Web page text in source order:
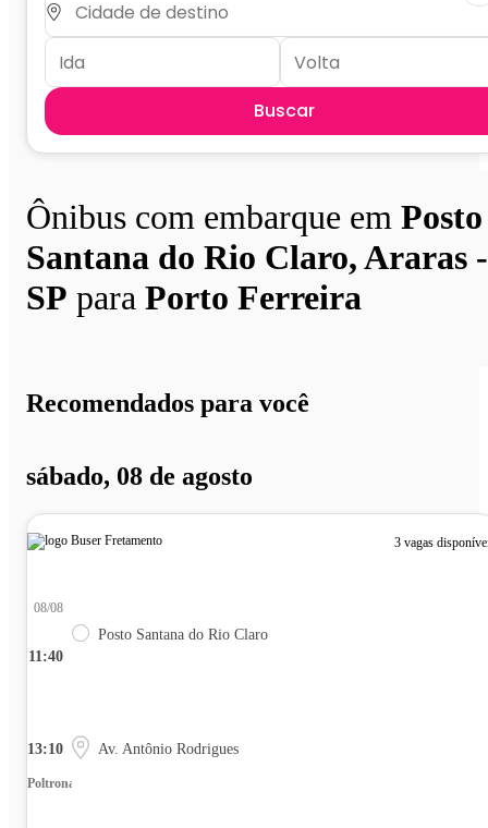
Buscar
Ônibus com embarque em Posto
Santana do Rio Claro, Araras -
SP para Porto Ferreira
Recomendados para você
sábado, 08 de agosto
3 vagas
11:40
08/08
Posto Santana do Rio Claro
13:10 Av. Antônio Rodrigues
Poltrona